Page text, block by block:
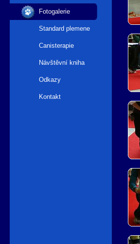
Fotogalerie
Standard plemene
Canisterapie
Návštěvní kniha
Odkazy
Kontakt